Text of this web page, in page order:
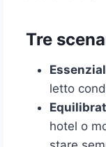
Tre
letto
hotel o